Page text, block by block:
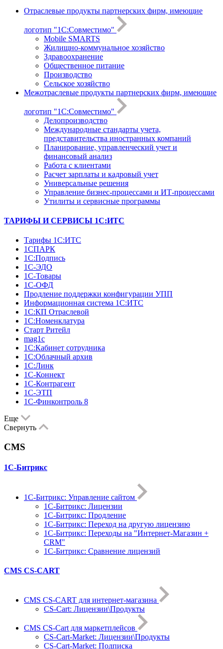
Отраслевые продукты партнерских фирм, имеющие
логотип "1С:Совместимо"
Mobile SMARTS
Жилищно-коммунальное хозяйство
Здравоохранение
Общественное питание
Производство
Сельское хозяйство
Межотраслевые продукты партнерских фирм, имеющие
логотип "1С:Совместимо"
Делопроизводство
Международные стандарты учета,
представительства иностранных компаний
Планирование, управленческий учет и
финансовый анализ
Работа с клиентами
Расчет зарплаты и кадровый учет
Универсальные решения
Управление бизнес-процессами и ИТ-процессами
Утилиты и сервисные программы
ТАРИФЫ И СЕРВИСЫ 1С:ИТС
Тарифы 1С:ИТС
1СПАРК
1С:Подпись
1С-ЭДО
1С-Товары
1С-ОФД
Продление поддержки конфигурации УПП
Информационная система 1С:ИТС
1С:КП Отраслевой
1С:Номенклатура
Старт Ритейл
mag1c
1С:Кабинет сотрудника
1С:Облачный архив
1С:Линк
1С-Коннект
1С-Контрагент
1С-ЭТП
1С-Финконтроль 8
Еще
Свернуть
CMS
1С-Битрикс
1С-Битрикc: Управление сайтом
1С-Битрикc: Лицензии
1С-Битрикc: Продление
1С-Битрикc: Переход на другую лицензию
1С-Битрикc: Переходы на "Интернет-Магазин +
CRM"
1С-Битрикс: Сравнение лицензий
CMS CS-CART
CMS CS-CART для интернет-магазина
CS-Cart: Лицензии\Продукты
CMS CS-Cart для маркетплейсов
CS-Cart-Market: Лицензии\Продукты
CS-Cart-Market: Подписка